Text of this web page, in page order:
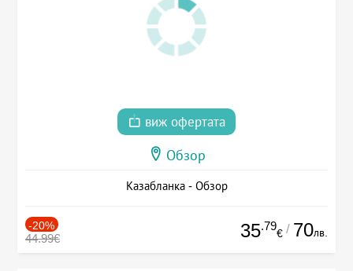
виж офертата
Обзор
Казабланка - Обзор
-20%
44.99€ 35.79
€ / 70лв.